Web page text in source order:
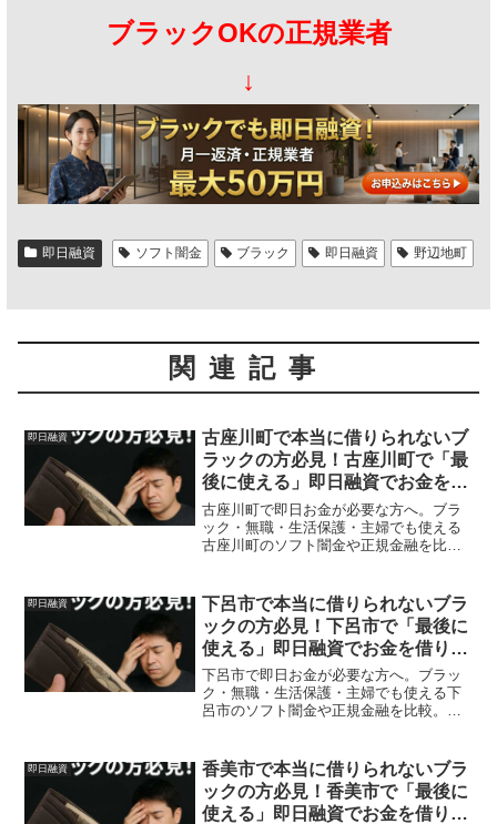
ブラックOKの正規業者
↓
即日融資 ソフト闇金 ブラック 即日融資 野辺地町
関連記事
即日融資
古座川町で本当に借りられないブ
ラックの方必見！古座川町で「最
後に使える」即日融資でお金を借
りる方法を紹介！
古座川町で即日お金が必要な方へ。ブラ
ック・無職・生活保護・主婦でも使える
古座川町のソフト闇金や正規金融を比
即日融資
下呂市で本当に借りられないブラ
ックの方必見！下呂市で「最後に
使える」即日融資でお金を借りる
方法を紹介！
下呂市で即日お金が必要な方へ。ブラッ
ク・無職・生活保護・主婦でも使える下
呂市のソフト闇金や正規金融を比較。安
即日融資
香美市で本当に借りられないブラ
ックの方必見！香美市で「最後に
使える」即日融資でお金を借りる